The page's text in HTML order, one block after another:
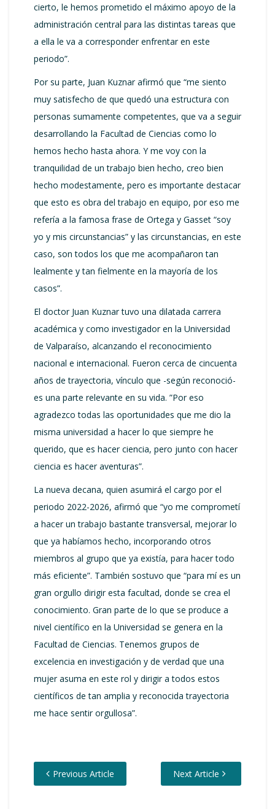
cierto, le hemos prometido el máximo apoyo de la
administración central para las distintas tareas que
a ella le va a corresponder enfrentar en este
periodo”.
Por su parte, Juan Kuznar afirmó que “me siento
muy satisfecho de que quedó una estructura con
personas sumamente competentes, que va a seguir
desarrollando la Facultad de Ciencias como lo
hemos hecho hasta ahora. Y me voy con la
tranquilidad de un trabajo bien hecho, creo bien
hecho modestamente, pero es importante destacar
que esto es obra del trabajo en equipo, por eso me
refería a la famosa frase de Ortega y Gasset “soy
yo y mis circunstancias” y las circunstancias, en este
caso, son todos los que me acompañaron tan
lealmente y tan fielmente en la mayoría de los
casos”.
El doctor Juan Kuznar tuvo una dilatada carrera
académica y como investigador en la Universidad
de Valparaíso, alcanzando el reconocimiento
nacional e internacional. Fueron cerca de cincuenta
años de trayectoria, vínculo que -según reconoció-
es una parte relevante en su vida. ”Por eso
agradezco todas las oportunidades que me dio la
misma universidad a hacer lo que siempre he
querido, que es hacer ciencia, pero junto con hacer
ciencia es hacer aventuras”.
La nueva decana, quien asumirá el cargo por el
periodo 2022-2026, afirmó que “yo me comprometí
a hacer un trabajo bastante transversal, mejorar lo
que ya habíamos hecho, incorporando otros
miembros al grupo que ya existía, para hacer todo
más eficiente”. También sostuvo que “para mí es un
gran orgullo dirigir esta facultad, donde se crea el
conocimiento. Gran parte de lo que se produce a
nivel científico en la Universidad se genera en la
Facultad de Ciencias. Tenemos grupos de
excelencia en investigación y de verdad que una
mujer asuma en este rol y dirigir a todos estos
científicos de tan amplia y reconocida trayectoria
me hace sentir orgullosa”.
Previous Article Next Article